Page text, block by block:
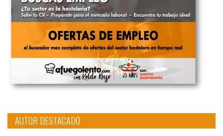
AUTOR DESTACADO